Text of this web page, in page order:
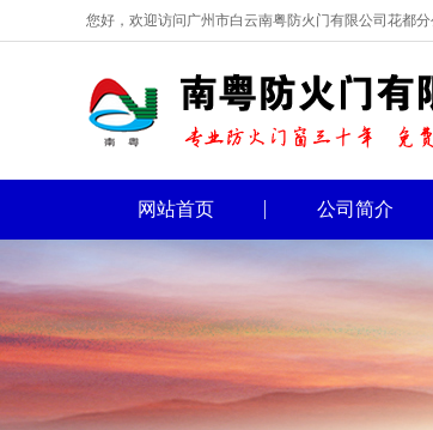
您好，欢迎访问广州市白云南粤防火门有限公司花都分
网站首页 公司简介